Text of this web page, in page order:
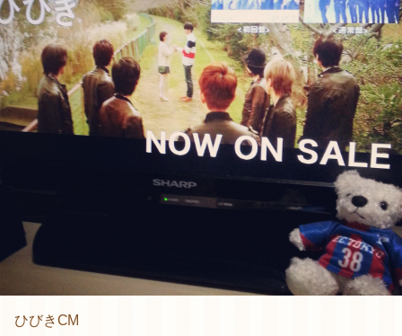
ひびきCM